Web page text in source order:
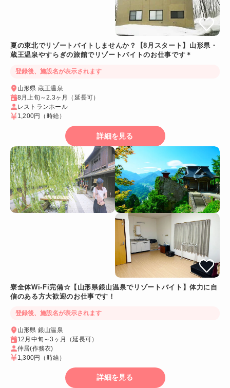
夏の東北でリゾートバイトしませんか？【8月スタート】山形県・
蔵王温泉やすらぎの旅館でリゾートバイトのお仕事です＊
登録後、施設名が表示されます
山形県 蔵王温泉
8月上旬～2.3ヶ月（延長可）
レストランホール
1,200円
（時給）
詳細を見る
寮全体Wi-Fi完備☆【山形県銀山温泉でリゾートバイト】体力に自
信のある方大歓迎のお仕事です！
登録後、施設名が表示されます
山形県 銀山温泉
12月中旬～3ヶ月（延長可）
仲居(作務衣)
1,300円 （時給）
詳細を見る